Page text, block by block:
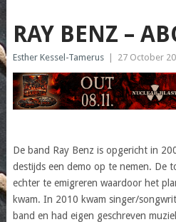
RAY BENZ –
Esther Kessel-Tamerus 27 October
De band Ray Benz is opgericht in
destijds een demo op te nemen. De
echter te emigreren waardoor het
kwam. In 2010 kwam singer/
band en had eigen geschreven